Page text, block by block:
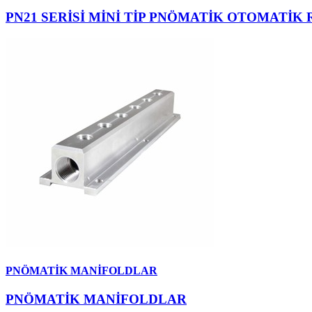
PN21 SERİSİ MİNİ TİP PNÖMATİK OTOMATİK
PNÖMATİK MANİFOLDLAR
PNÖMATİK MANİFOLDLAR